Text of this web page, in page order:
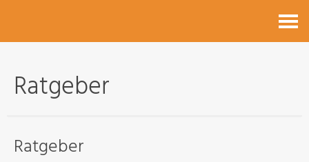
Ratgeber
Ratgeber